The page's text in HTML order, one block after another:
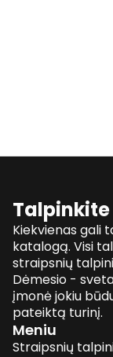
Kiekvienas gali
katalogą. Visi
straipsnių
Dėmesio -
įmonė jokiu
pateiktą turinį.
Meniu
Straipsnių